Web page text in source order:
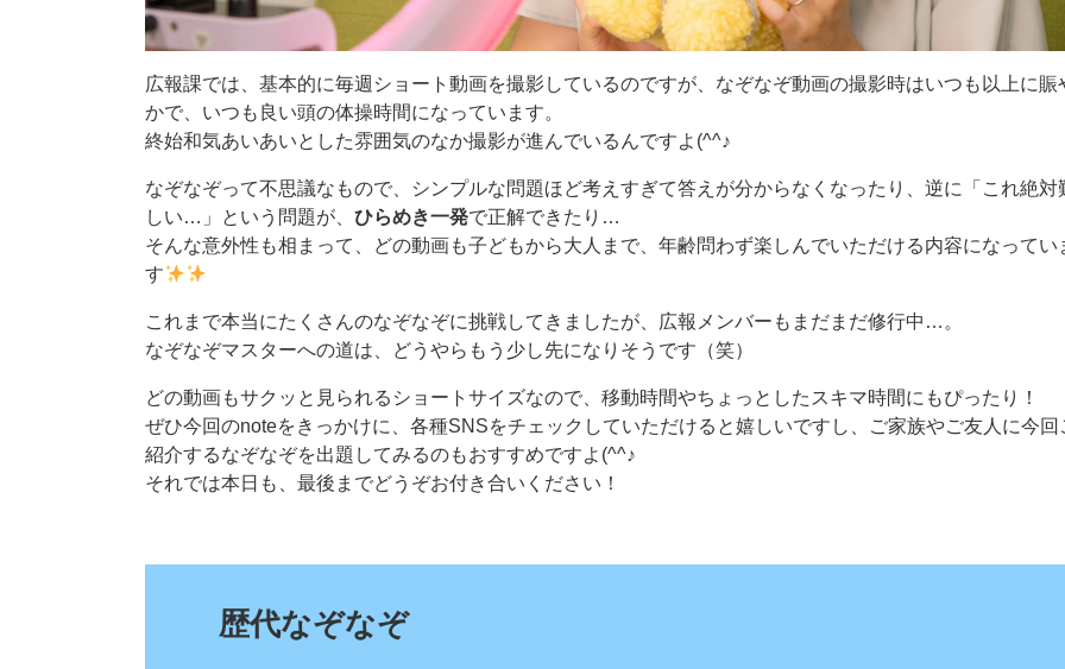
広報課では、基本的に毎週ショート動画を撮影しているのですが、なぞなぞ動画の撮影時はいつも以上に賑
かで、いつも良い頭の体操時間になっています。
終始和気あいあいとした雰囲気のなか撮影が進んでいるんですよ(^^♪
なぞなぞって不思議なもので、シンプルな問題ほど考えすぎて答えが分からなくなったり、逆に「これ絶対
しい…」という問題が、 ひらめき一発で正解できたり…
そんな意外性も相まって、どの動画も子どもから大人まで、年齢問わず楽しんでいただける内容になってい
す
これまで本当にたくさんのなぞなぞに挑戦してきましたが、広報メンバーもまだまだ修行中…。
なぞなぞマスターへの道は、どうやらもう少し先になりそうです（笑）
どの動画もサクッと見られるショートサイズなので、移動時間やちょっとしたスキマ時間にもぴったり！
ぜひ今回のnoteをきっかけに、各種SNSをチェックしていただけると嬉しいですし、ご家族やご友人に今回
紹介するなぞなぞを出題してみるのもおすすめですよ(^^♪
それでは本日も、最後までどうぞお付き合いください！
歴代なぞなぞ